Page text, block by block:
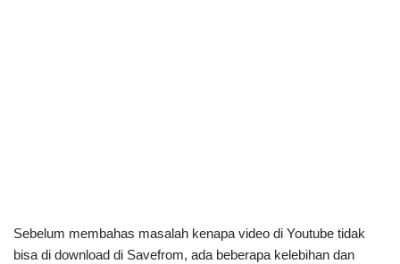
Sebelum membahas masalah kenapa video di Youtube tidak
bisa di download di Savefrom, ada beberapa kelebihan dan